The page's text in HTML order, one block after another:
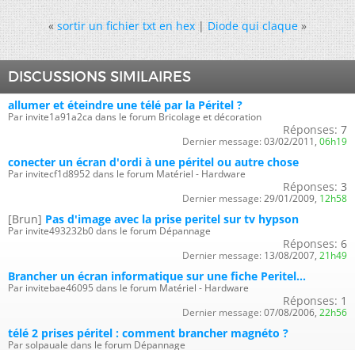
« sortir un fichier txt en hex|Diode qui claque »
DISCUSSIONS SIMILAIRES
allumer et éteindre une télé par la Péritel ?
Par invite1a91a2ca dans le forum Bricolage et décoration
Réponses: 7
Dernier message: 03/02/2011, 06h19
conecter un écran d'ordi à une péritel ou autre chose
Par invitecf1d8952 dans le forum Matériel - Hardware
Réponses: 3
Dernier message: 29/01/2009, 12h58
[Brun] Pas d'image avec la prise peritel sur tv hypson
Par invite493232b0 dans le forum Dépannage
Réponses: 6
Dernier message: 13/08/2007, 21h49
Brancher un écran informatique sur une fiche Peritel...
Par invitebae46095 dans le forum Matériel - Hardware
Réponses: 1
Dernier message: 07/08/2006, 22h56
télé 2 prises péritel : comment brancher magnéto ?
Par solpauale dans le forum Dépannage